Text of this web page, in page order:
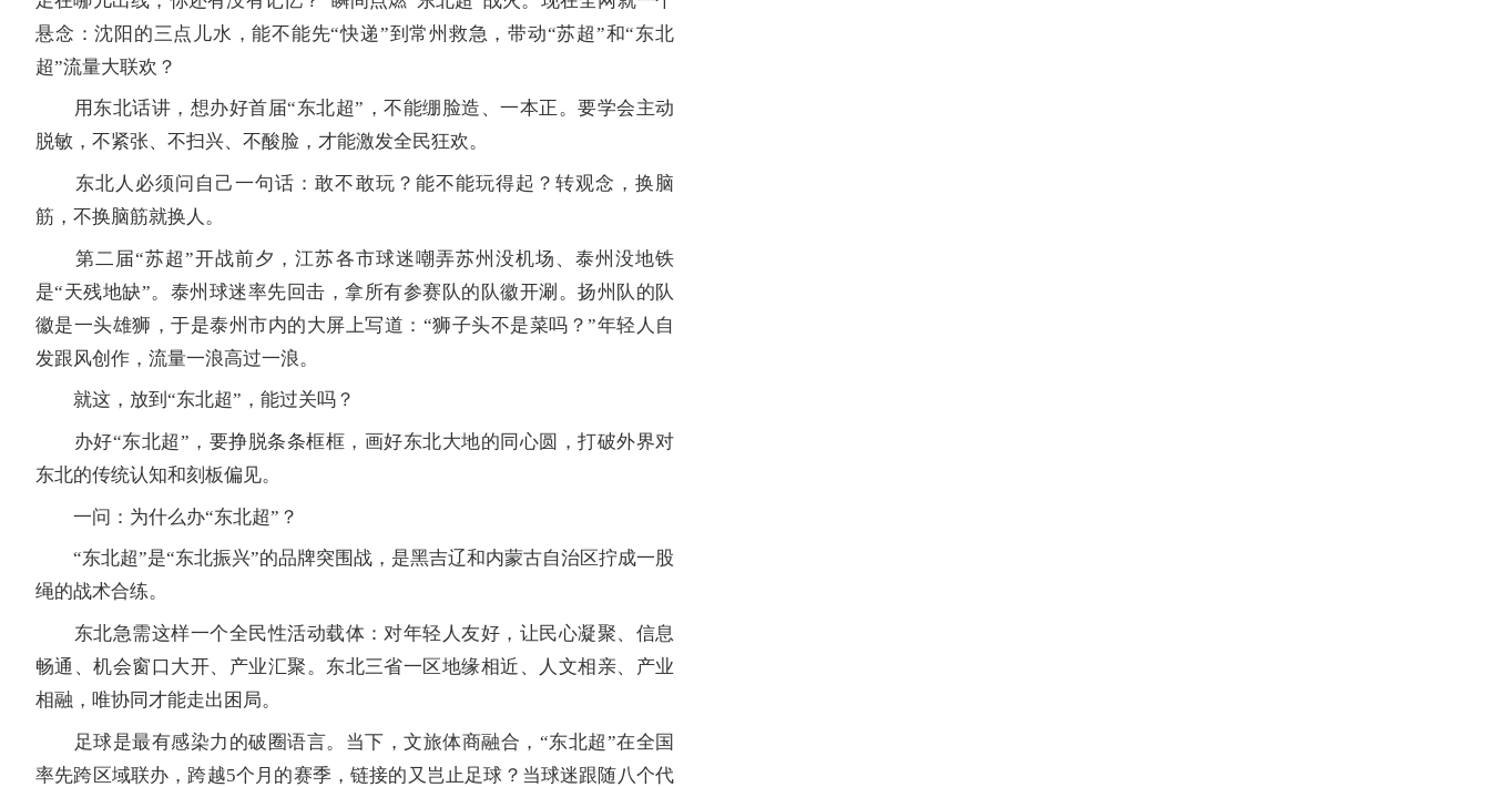
悬念：沈阳的三点儿水，能不能先“快递”到常州救急，带动“苏超”和“东北
超”流量大联欢？
用东北话讲，想办好首届“东北超”，不能绷脸造、一本正。要学会主动
脱敏，不紧张、不扫兴、不酸脸，才能激发全民狂欢。
东北人必须问自己一句话：敢不敢玩？能不能玩得起？转观念，换脑
筋，不换脑筋就换人。
第二届“苏超”开战前夕，江苏各市球迷嘲弄苏州没机场、泰州没地铁
是“天残地缺”。泰州球迷率先回击，拿所有参赛队的队徽开涮。扬州队的队
徽是一头雄狮，于是泰州市内的大屏上写道：“狮子头不是菜吗？”年轻人自
发跟风创作，流量一浪高过一浪。
就这，放到“东北超”，能过关吗？
办好“东北超”，要挣脱条条框框，画好东北大地的同心圆，打破外界对
东北的传统认知和刻板偏见。
一问：为什么办“东北超”？
“东北超”是“东北振兴”的品牌突围战，是黑吉辽和内蒙古自治区拧成一股
绳的战术合练。
东北急需这样一个全民性活动载体：对年轻人友好，让民心凝聚、信息
畅通、机会窗口大开、产业汇聚。东北三省一区地缘相近、人文相亲、产业
相融，唯协同才能走出困局。
足球是最有感染力的破圈语言。当下，文旅体商融合，“东北超”在全国
率先跨区域联办，跨越5个月的赛季，链接的又岂止足球？当球迷跟随八个代